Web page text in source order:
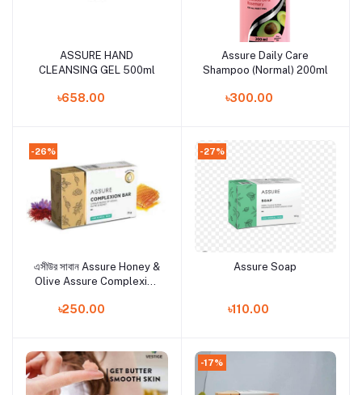
Add to cart
ASSURE HAND
CLEANSING GEL 500ml
৳658.00
Add to cart
Assure Daily Care
Shampoo (Normal) 200ml
৳300.00
-26%
Add to cart
এসীউর সাবান Assure Honey &
Olive Assure Complexion
৳250.00
-27%
Add to cart
Assure Soap
৳110.00
-17%